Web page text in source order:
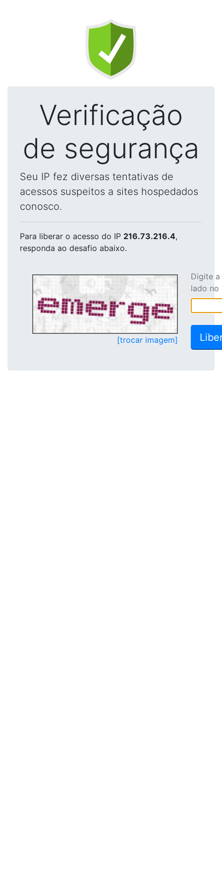
Verificação
de segurança
Seu IP fez diversas tentativas de
acessos suspeitos a sites hospedados
conosco.
Para liberar o acesso do IP 216.73.216.4,
responda ao desafio abaixo.
[trocar imagem]
Digite
lado no